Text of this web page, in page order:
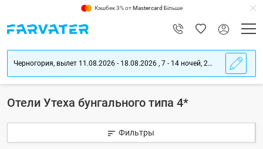
Кэшбек 3% отMastercard Більше
Черногория, вылет 11.08.2026 - 18.08.2026 , 7 - 14 ночей, 2 взрослых
Отели Утеха бунгального типа 4*
Фильтры